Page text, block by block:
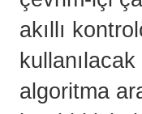
akıllı
algoritma